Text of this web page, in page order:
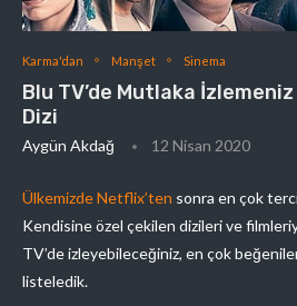
Karma'dan Manşet Sinema
Blu TV’de Mutlaka
Dizi
Aygün Akdağ 12 Nisan 2020
ÜlkemizdeNetflix’ten sonra en çok
Kendisine özel çekilen dizileri ve
TV’de izleyebileceğiniz, en çok
listeledik.